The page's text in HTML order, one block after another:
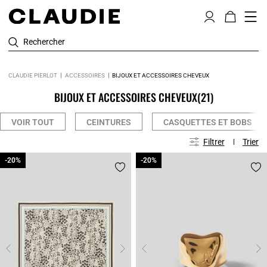
Rechercher
CLAUDIE PIERLOT ACCESSOIRES BIJOUX ET ACCESSOIRES CHEVEUX
BIJOUX ET ACCESSOIRES CHEVEUX(21)
VOIR TOUT CEINTURES CASQUETTES ET BOBS
Filtrer Trier
-20%
-20% -20%
-20%